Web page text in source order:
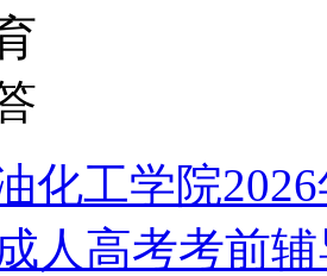
化工学院
人高考考前